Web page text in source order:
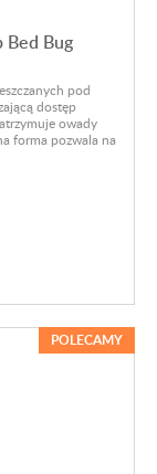
Bed Bug
pod
dostęp
owady
forma pozwala na
POLECAMY